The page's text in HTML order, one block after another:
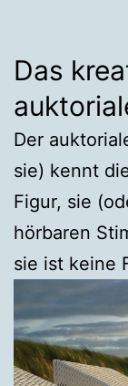
Das
Der
sie) kennt
Figur, sie
hörbaren
sie ist keine